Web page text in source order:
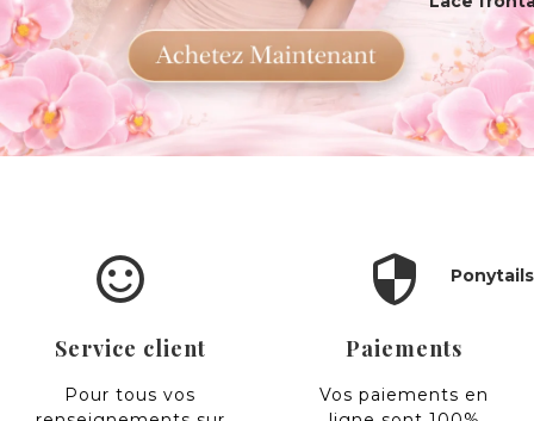
sentiment_satisfied_alt
Service client
Pour tous vos
security
Paiements
Vos paiements en